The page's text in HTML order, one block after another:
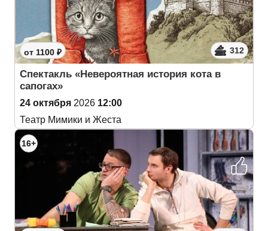
от 1100 ₽ 312
Спектакль «Невероятная история кота в
сапогах»
24 октября 2026 12:00
Театр Мимики и Жеста
16+